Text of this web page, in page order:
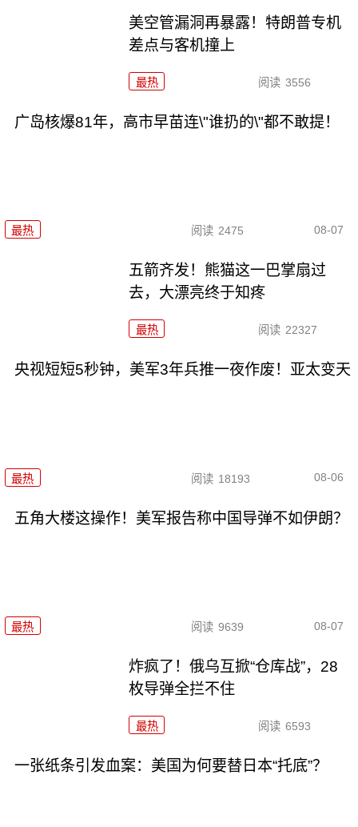
美空管漏洞再暴露！特朗普专机
差点与客机撞上
最热 阅读 3556
广岛核爆81年，高市早苗连\"谁扔的\"都不敢提！
最热 阅读 2475 08-07
五箭齐发！熊猫这一巴掌扇过
去，大漂亮终于知疼
最热 阅读 22327
央视短短5秒钟，美军3年兵推一夜作废！亚太变天
最热 阅读 18193 08-06
五角大楼这操作！美军报告称中国导弹不如伊朗？
最热 阅读 9639 08-07
炸疯了！俄乌互掀“仓库战”，28
枚导弹全拦不住
最热 阅读 6593
一张纸条引发血案：美国为何要替日本“托底”？